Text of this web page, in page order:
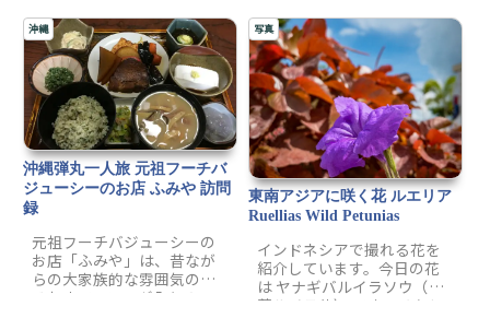
局のEMSを利用して、荷物
を送付しました。このとき
は、約2週間で到着しまし
た。6月15日にも同様にシン
ガポールへ荷物を発送する
ことになり、2ヶ月前と比較
して所要日数に違いがある
のかなど、配送履歴情報を
ブログに残すことにしまし
た。
ットなどで短時間だけシン
ガポールに滞在するときに
はメリットがあるかも？と
思いましたので紹介しま
す。
沖縄
沖縄弾丸一人旅 元祖フーチバ
ジューシーのお店 ふみや 訪問
録
元祖フーチバジューシーの
お店「ふみや」は、昔なが
らの大家族的な雰囲気のあ
るお店で、ヨモギ入りのフ
写真
東南アジアに咲く花 ルエリア
Ruellias Wild Petunias
インドネシアで撮れる花を
紹介しています。今日の花
は ヤナギバルイラソウ（柳
葉ルイラ草） です。メキシ